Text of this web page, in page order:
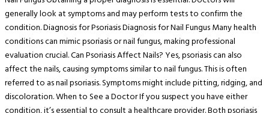
generally look at symptoms and may perform tests to confirm the
condition. Diagnosis for Psoriasis Diagnosis for Nail Fungus Many health
conditions can mimic psoriasis or nail fungus, making professional
evaluation crucial. Can Psoriasis Affect Nails? Yes, psoriasis can also
affect the nails, causing symptoms similar to nail fungus. This is often
referred to as nail psoriasis. Symptoms might include pitting, ridging, and
discoloration. When to See a Doctor If you suspect you have either